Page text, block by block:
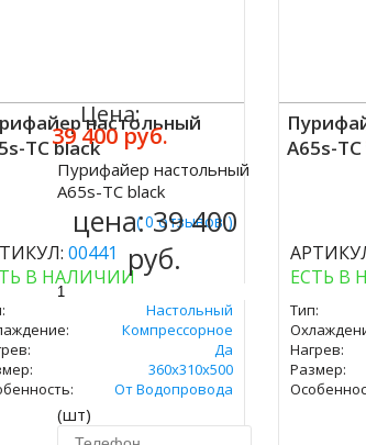
настольный
TC black
( 0 отзывов )
00441
В НАЛИЧИИ
Настольный
Компрессорное
Да
360x310x500
От Водопровода
Цена:
39 400 руб.
Пурифайер настольный
A65s-TC black
цена:39 400
руб.
(шт)
A65s-
ЕСТЬ В
Тип:
Нагрев:
Размер: